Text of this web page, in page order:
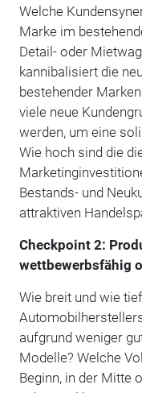
Welche
Marke im
Detail- oder
kannibalisiert die
bestehender
viele neue
werden, um eine
Wie hoch sind die
Bestands- und
attraktiven
Checkpoint 2:
wettbewerbsfähig
Wie breit und wie
aufgrund weniger
Modelle? Welche
Beginn, in der Mitte